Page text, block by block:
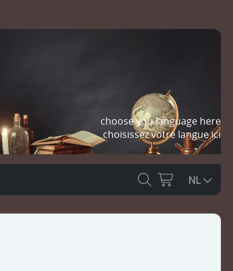
choose you language here
choisissez votre langue ici
NL